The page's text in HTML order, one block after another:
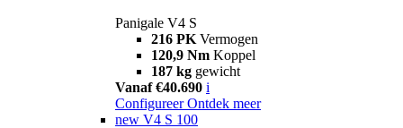
Panigale V4 S
216 PK Vermogen
120,9 Nm Koppel
187 kg gewicht
Vanaf €40.690 i
Configureer Ontdek meer
new V4 S 100